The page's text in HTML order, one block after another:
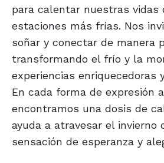
para calentar nuestras vidas
estaciones más frías. Nos
soñar y conectar de manera
transformando el frío y la
experiencias enriquecedoras
En cada forma de expresión
encontramos una dosis de
ayuda a atravesar el invierno
sensación de esperanza y